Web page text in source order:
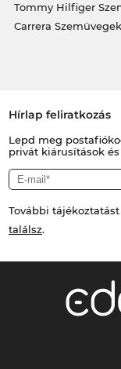
Tommy Hilfiger
Carrera Szemüvegek
Hírlap feliratkozás
Lepd meg
privát kiárusítások
További
találsz.